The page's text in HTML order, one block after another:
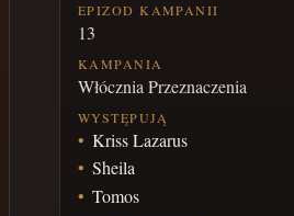
EPIZOD KAMPANII
13
KAMPANIA
Włócznia Przeznaczenia
WYSTĘPUJĄ
Kriss Lazarus
Sheila
Tomos